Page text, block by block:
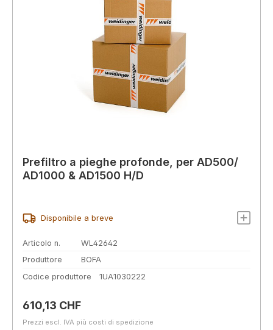
Prefiltro a pieghe profonde, per AD500/
AD1000 & AD1500 H/D
Disponibile a breve
Articolo n.
WL42642
Produttore
BOFA
Codice produttore
1UA1030222
Prezzo normale:
610,13 CHF
Prezzi escl. IVA più costi di spedizione